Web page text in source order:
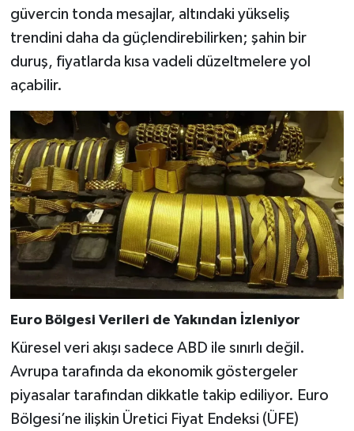
güvercin tonda mesajlar, altındaki yükseliş
trendini daha da güçlendirebilirken; şahin bir
duruş, fiyatlarda kısa vadeli düzeltmelere yol
açabilir.
Euro Bölgesi Verileri de Yakından İzleniyor
Küresel veri akışı sadece ABD ile sınırlı değil.
Avrupa tarafında da ekonomik göstergeler
piyasalar tarafından dikkatle takip ediliyor. Euro
Bölgesi’ne ilişkin Üretici Fiyat Endeksi (ÜFE)